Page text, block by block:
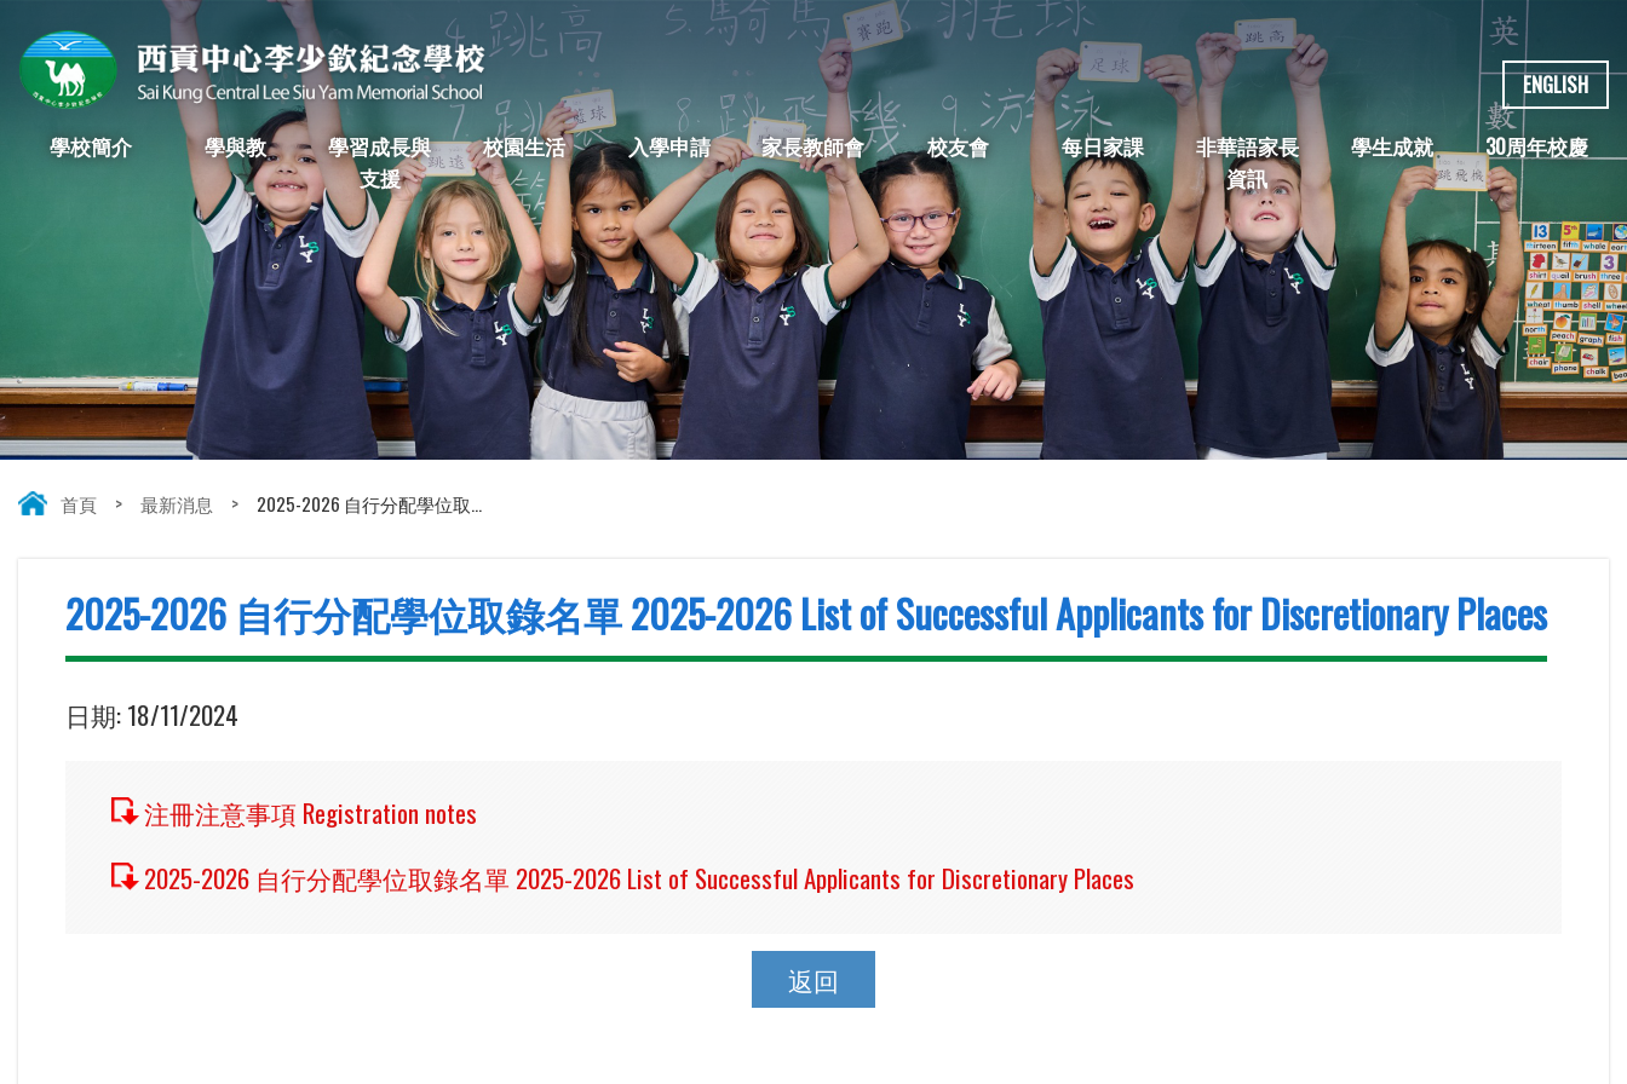
ENGLISH
學校簡介 學與教
學習成長與
支援
校園生活 入學申請 家長教師會 校友會 每日家課
非華語家長
資訊
學生成就 30周年校慶
首頁 > 最新消息 > 2025-2026 自行分配學位取...
2025-2026 自行分配學位取錄名單 2025-2026 List of Successful Applicants for Discretionary Places
日期:18/11/2024
注冊注意事項 Registration notes
2025-2026 自行分配學位取錄名單 2025-2026 List of Successful Applicants for Discretionary Places
返回